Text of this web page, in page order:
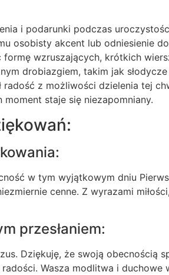
i podarunki podczas
osobisty akcent lub odniesienie
wzruszających, krótkich
drobiazgiem, takim jak
radość z możliwości dzielenia tej
staje się niezapomniany.
w tym wyjątkowym dniu
cenne. Z wyrazami
przesłaniem:
Dziękuję, że swoją obecnością
radości. Wasza modlitwa i